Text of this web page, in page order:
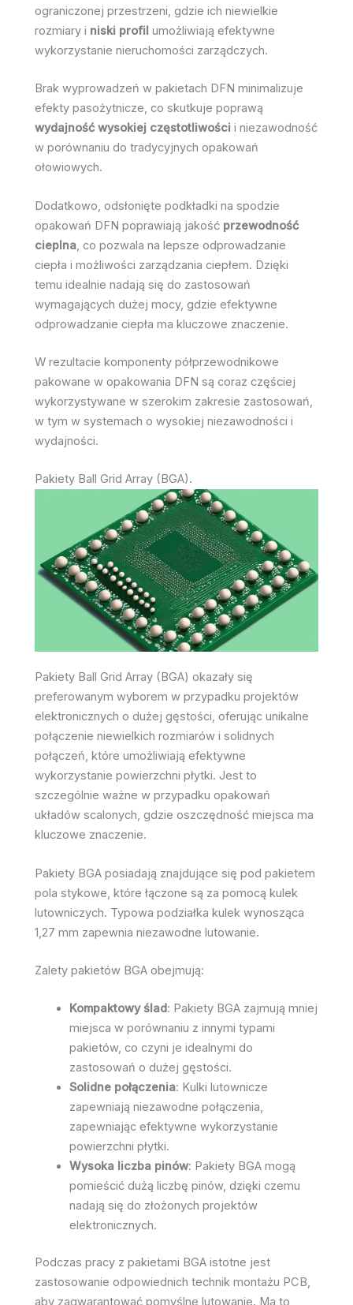
ograniczonej przestrzeni, gdzie ich niewielkie
rozmiary i niski profil umożliwiają efektywne
wykorzystanie nieruchomości zarządczych.
Brak wyprowadzeń w pakietach DFN minimalizuje
efekty pasożytnicze, co skutkuje poprawą
wydajność wysokiej częstotliwości i niezawodność
w porównaniu do tradycyjnych opakowań
ołowiowych.
Dodatkowo, odsłonięte podkładki na spodzie
opakowań DFN poprawiają jakość przewodność
cieplna, co pozwala na lepsze odprowadzanie
ciepła i możliwości zarządzania ciepłem. Dzięki
temu idealnie nadają się do zastosowań
wymagających dużej mocy, gdzie efektywne
odprowadzanie ciepła ma kluczowe znaczenie.
W rezultacie komponenty półprzewodnikowe
pakowane w opakowania DFN są coraz częściej
wykorzystywane w szerokim zakresie zastosowań,
w tym w systemach o wysokiej niezawodności i
wydajności.
Pakiety Ball Grid Array (BGA).
Pakiety Ball Grid Array (BGA) okazały się
preferowanym wyborem w przypadku projektów
elektronicznych o dużej gęstości, oferując unikalne
połączenie niewielkich rozmiarów i solidnych
połączeń, które umożliwiają efektywne
wykorzystanie powierzchni płytki. Jest to
szczególnie ważne w przypadku opakowań
układów scalonych, gdzie oszczędność miejsca ma
kluczowe znaczenie.
Pakiety BGA posiadają znajdujące się pod pakietem
pola stykowe, które łączone są za pomocą kulek
lutowniczych. Typowa podziałka kulek wynosząca
1,27 mm zapewnia niezawodne lutowanie.
Zalety pakietów BGA obejmują:
Kompaktowy ślad: Pakiety BGA zajmują mniej
miejsca w porównaniu z innymi typami
pakietów, co czyni je idealnymi do
zastosowań o dużej gęstości.
Solidne połączenia: Kulki lutownicze
zapewniają niezawodne połączenia,
zapewniając efektywne wykorzystanie
powierzchni płytki.
Wysoka liczba pinów: Pakiety BGA mogą
pomieścić dużą liczbę pinów, dzięki czemu
nadają się do złożonych projektów
elektronicznych.
Podczas pracy z pakietami BGA istotne jest
zastosowanie odpowiednich technik montażu PCB,
aby zagwarantować pomyślne lutowanie. Ma to